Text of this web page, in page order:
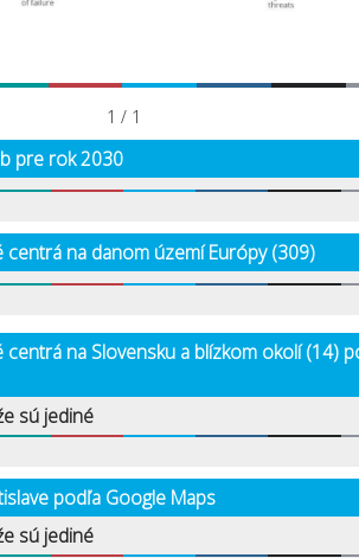
1 / 1
pre rok 2030
centrá na danom území Európy (309)
centrá na Slovensku a blízkom okolí (14)
sú jediné
podľa Google Maps
sú jediné